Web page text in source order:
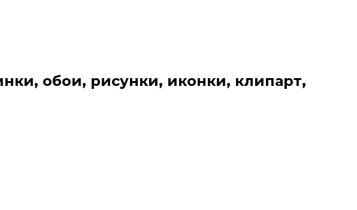
обои, рисунки, иконки, клипарт,